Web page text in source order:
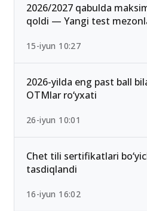
2026/2027 qabulda
qoldi — Yangi test
15-iyun 10:27
2026-yilda eng past ball
OTMlar ro‘yxati
26-iyun 10:01
Chet tili sertifikatlari
tasdiqlandi
16-iyun 16:02